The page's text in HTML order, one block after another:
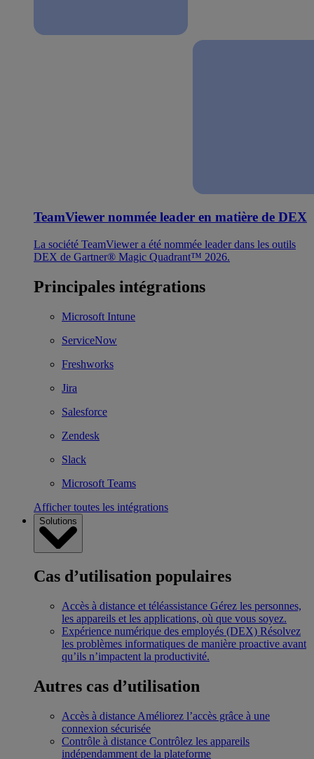
TeamViewer nommée leader en matière de DEX
La société TeamViewer a été nommée leader dans les outils
DEX de Gartner® Magic Quadrant™ 2026.
Principales intégrations
Microsoft Intune
ServiceNow
Freshworks
Jira
Salesforce
Zendesk
Slack
Microsoft Teams
Afficher toutes les intégrations
Solutions
Cas d’utilisation populaires
Accès à distance et téléassistance Gérez les personnes,
les appareils et les applications, où que vous soyez.
Expérience numérique des employés (DEX) Résolvez
les problèmes informatiques de manière proactive avant
qu’ils n’impactent la productivité.
Autres cas d’utilisation
Accès à distance Améliorez l’accès grâce à une
connexion sécurisée
Contrôle à distance Contrôlez les appareils
indépendamment de la plateforme